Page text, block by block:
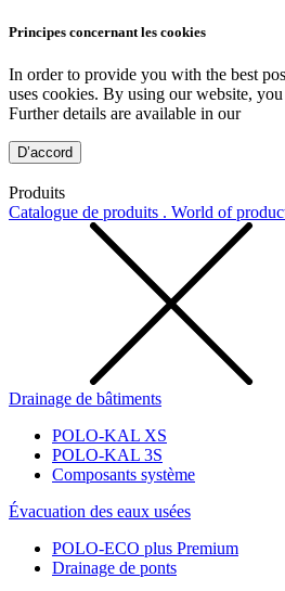
Principes concernant les cookies
In order to provide you with the best
uses cookies. By using our website,
Further details are available in our
D’accord
Produits
Catalogue de produits . World of
Drainage de bâtiments
POLO-KAL XS
POLO-KAL 3S
Composants système
Évacuation des eaux usées
POLO-ECO plus Premium
Drainage de ponts